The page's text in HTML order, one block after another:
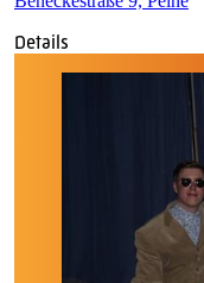
Details